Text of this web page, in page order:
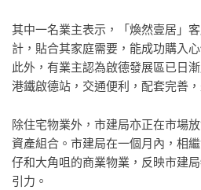
其中一名業主表示，「煥然壹居」
計，貼合其家庭需要，能成功購入
此外，有業主認為啟德發展區已日
港鐵啟德站，交通便利，配套完善
除住宅物業外，市建局亦正在市場
資產組合。市建局在一個月內，相
仔和大角咀的商業物業，反映市建
引力。